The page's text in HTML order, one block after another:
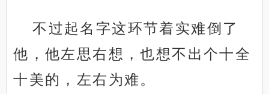
不过起名字这环节着实难倒了
他，他左思右想，也想不出个十全
十美的，左右为难。